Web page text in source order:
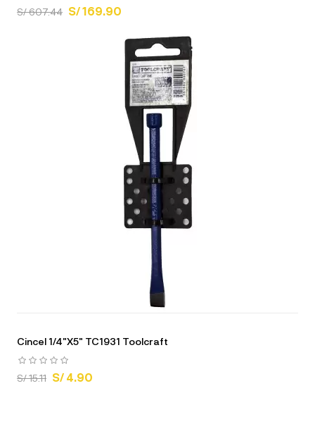
S/ 607.44 S/ 169.90
Cincel 1/4"X5" TC1931 Toolcraft
S/ 15.11 S/ 4.90